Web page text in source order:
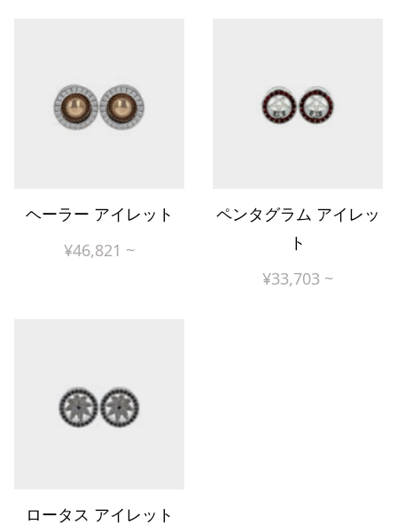
ヘーラー アイレット
¥46,821 ~
ペンタグラム アイレッ
ト
¥33,703 ~
ロータス アイレット